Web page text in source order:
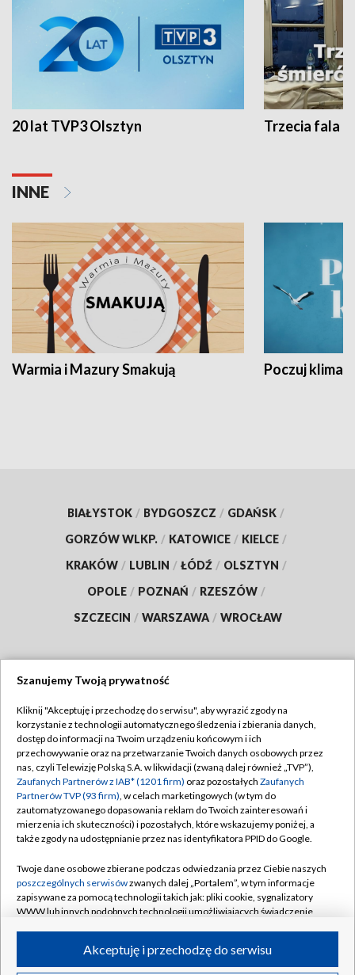
20 lat TVP3 Olsztyn Trzecia fala -
INNE
Warmia i Mazury Smakują Poczuj klimat
BIAŁYSTOK / BYDGOSZCZ / GDAŃSK /
GORZÓW WLKP. / KATOWICE / KIELCE /
KRAKÓW / LUBLIN / ŁÓDŹ / OLSZTYN /
OPOLE / POZNAŃ / RZESZÓW /
SZCZECIN / WARSZAWA / WROCŁAW
TVP
Abonament TVP
Emisja w TVP
Centrum informacji TVP
Naziemna Telewizja Cyfrowa
Rada Programowa
System NOS
Informacje o nadawcy
Program dla prasy
Regulamin TVP
Polityka prywatności
Moje zgody
Pomoc
Kontakt
Kanały
Szanujemy Twoją prywatność
Kliknij "Akceptuję i przechodzę do serwisu", aby wyrazić zgody na
korzystanie z technologii automatycznego śledzenia i zbierania danych,
dostęp do informacji na Twoim urządzeniu końcowym i ich
przechowywanie oraz na przetwarzanie Twoich danych osobowych przez
nas, czyli Telewizję Polską S.A. w likwidacji (zwaną dalej również „TVP”),
Zaufanych Partnerów z IAB* (1201 firm) oraz pozostałych Zaufanych
Partnerów TVP (93 firm), w celach marketingowych (w tym do
zautomatyzowanego dopasowania reklam do Twoich zainteresowań i
mierzenia ich skuteczności) i pozostałych, które wskazujemy poniżej, a
także zgody na udostępnianie przez nas identyfikatora PPID do Google.
Twoje dane osobowe zbierane podczas odwiedzania przez Ciebie naszych
poszczególnych serwisówzwanych dalej „Portalem”, w tym informacje
zapisywane za pomocą technologii takich jak: pliki cookie, sygnalizatory
WWW lub innych podobnych technologii umożliwiających świadczenie
ruchu w Internecie.Akceptuję i przechodzę do serwisu